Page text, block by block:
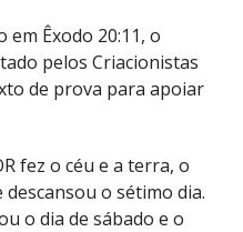
em Êxodo 20:11, o
pelos Criacionistas
de prova para apoiar
fez o céu e a terra, o
o sétimo dia.
o dia de sábado e o